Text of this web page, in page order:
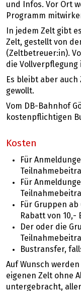
und Infos. Vor Ort
Programm
In jedem Zelt gibt
Zelt, gestellt von
(Zeltbetreuer:in).
die Vollverpflegung
Es bleibt aber
gewollt.
Vom DB-Bahnhof
kostenpflichtigen
Kosten
Für
Für
Für Gruppen
Rabatt von 10,-
Der oder die
Bustransfer,
Auf Wunsch
eigenen Zelt ohne
untergebracht,